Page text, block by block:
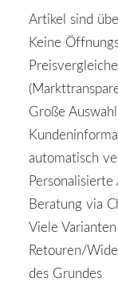
Artikel sind
Keine
Große
automatisch
Beratung via
Viele
Retouren/
des Grundes